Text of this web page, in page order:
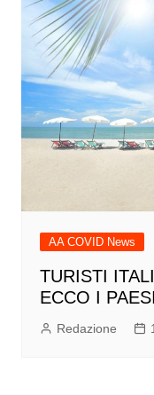
AA COVID News
TURISTI
ECCO I
Redazione